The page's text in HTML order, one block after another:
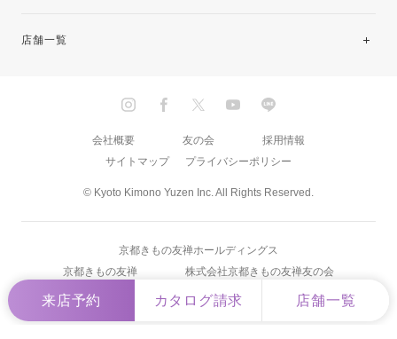
来店予約 カタログ請求 店舗一覧
店舗一覧
九州
© Kyoto Kimono Yuzen Inc. All Rights Reserved.
会社概要 友の会
採用情報
サイトマップ
プライバシーポリシー
京都きもの友禅ホールディングス
京都きもの友禅
株式会社京都きもの友禅友の会